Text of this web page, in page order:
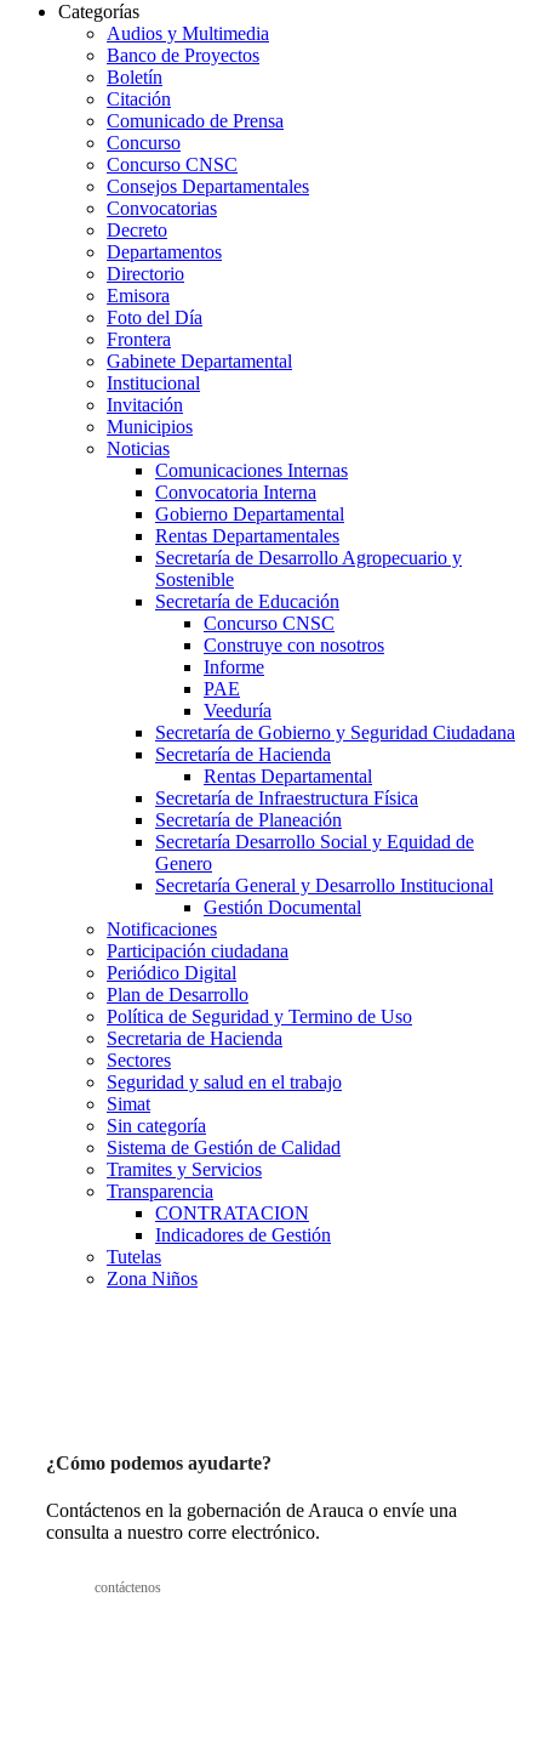
Categorías
Audios y Multimedia
Banco de Proyectos
Boletín
Citación
Comunicado de Prensa
Concurso
Concurso CNSC
Consejos Departamentales
Convocatorias
Decreto
Departamentos
Directorio
Emisora
Foto del Día
Frontera
Gabinete Departamental
Institucional
Invitación
Municipios
Noticias
Comunicaciones Internas
Convocatoria Interna
Gobierno Departamental
Rentas Departamentales
Secretaría de Desarrollo Agropecuario y
Sostenible
Secretaría de Educación
Concurso CNSC
Construye con nosotros
Informe
PAE
Veeduría
Secretaría de Gobierno y Seguridad Ciudadana
Secretaría de Hacienda
Rentas Departamental
Secretaría de Infraestructura Física
Secretaría de Planeación
Secretaría Desarrollo Social y Equidad de
Genero
Secretaría General y Desarrollo Institucional
Gestión Documental
Notificaciones
Participación ciudadana
Periódico Digital
Plan de Desarrollo
Política de Seguridad y Termino de Uso
Secretaria de Hacienda
Sectores
Seguridad y salud en el trabajo
Simat
Sin categoría
Sistema de Gestión de Calidad
Tramites y Servicios
Transparencia
CONTRATACION
Indicadores de Gestión
Tutelas
Zona Niños
¿Cómo podemos ayudarte?
Contáctenos en la gobernación de Arauca o envíe una
consulta a nuestro corre electrónico.
contáctenos